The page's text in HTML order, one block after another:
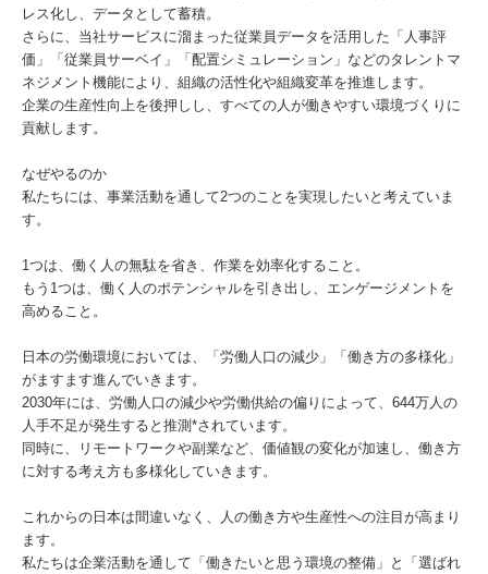
レス化し、データとして蓄積。
さらに、当社サービスに溜まった従業員データを活用した「人事評
価」「従業員サーベイ」「配置シミュレーション」などのタレントマ
ネジメント機能により、組織の活性化や組織変革を推進します。
企業の生産性向上を後押しし、すべての人が働きやすい環境づくりに
貢献します。
なぜやるのか
私たちには、事業活動を通して2つのことを実現したいと考えていま
す。
1つは、働く人の無駄を省き、作業を効率化すること。
もう1つは、働く人のポテンシャルを引き出し、エンゲージメントを
高めること。
日本の労働環境においては、「労働人口の減少」「働き方の多様化」
がますます進んでいきます。
2030年には、労働人口の減少や労働供給の偏りによって、644万人の
人手不足が発生すると推測*されています。
同時に、リモートワークや副業など、価値観の変化が加速し、働き方
に対する考え方も多様化していきます。
これからの日本は間違いなく、人の働き方や生産性への注目が高まり
ます。
私たちは企業活動を通して「働きたいと思う環境の整備」と「選ばれ